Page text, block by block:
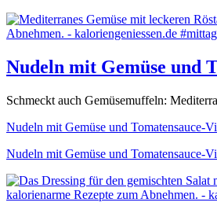
Nudeln mit Gemüse und
Schmeckt auch Gemüsemuffeln:
Nudeln mit Gemüse und Tomatensauce-
Nudeln mit Gemüse und Tomatensauce-